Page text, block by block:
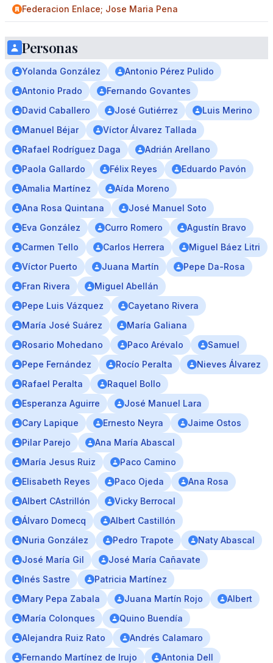
Federacion Enlace; Jose Maria Pena
Personas
Yolanda González
Antonio Pérez Pulido
Antonio Prado
Fernando Govantes
David Caballero
José Gutiérrez
Luis Merino
Manuel Béjar
Víctor Álvarez Tallada
Rafael Rodríguez Daga
Adrián Arellano
Paola Gallardo
Félix Reyes
Eduardo Pavón
Amalia Martínez
Aída Moreno
Ana Rosa Quintana
José Manuel Soto
Eva González
Curro Romero
Agustín Bravo
Carmen Tello
Carlos Herrera
Miguel Báez Litri
Víctor Puerto
Juana Martín
Pepe Da-Rosa
Fran Rivera
Miguel Abellán
Pepe Luis Vázquez
Cayetano Rivera
María José Suárez
María Galiana
Rosario Mohedano
Paco Arévalo
Samuel
Pepe Fernández
Rocío Peralta
Nieves Álvarez
Rafael Peralta
Raquel Bollo
Esperanza Aguirre
José Manuel Lara
Cary Lapique
Ernesto Neyra
Jaime Ostos
Pilar Parejo
Ana María Abascal
María Jesus Ruiz
Paco Camino
Elisabeth Reyes
Paco Ojeda
Ana Rosa
Albert CAstrillón
Vicky Berrocal
Álvaro Domecq
Albert Castillón
Nuria González
Pedro Trapote
Naty Abascal
José María Gil
José María Cañavate
Inés Sastre
Patricia Martínez
Mary Pepa Zabala
Juana Martín Rojo
Albert
María Colonques
Quino Buendía
Alejandra Ruiz Rato
Andrés Calamaro
Fernando Martínez de Irujo
Antonia Dell